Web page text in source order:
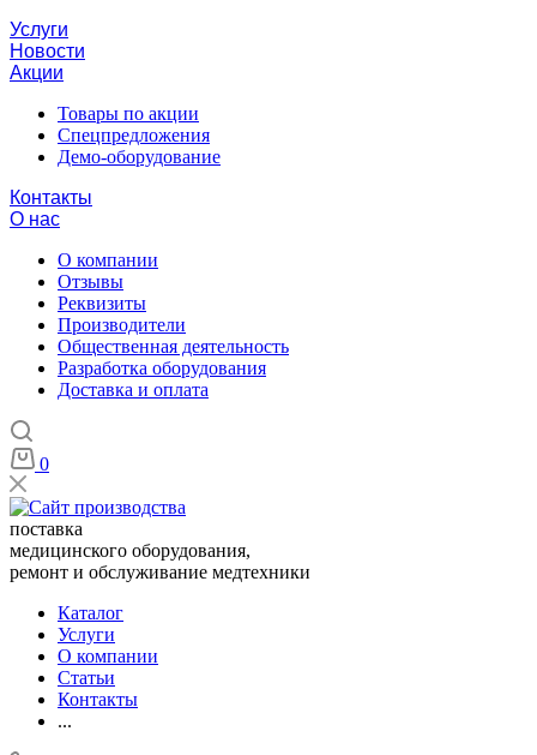
Услуги
Новости
Акции
Товары по акции
Спецпредложения
Демо-оборудование
Контакты
О нас
О компании
Отзывы
Реквизиты
Производители
Общественная деятельность
Разработка оборудования
Доставка и оплата
0
поставка
медицинского оборудования,
ремонт и обслуживание медтехники
Каталог
Услуги
О компании
Статьи
Контакты
...